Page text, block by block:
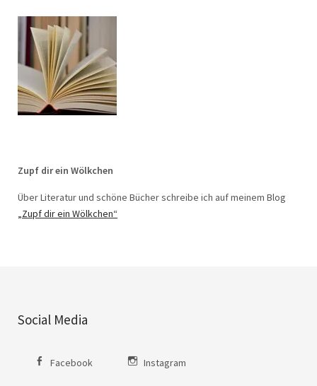
Zupf dir ein Wölkchen
Über Literatur und schöne Bücher schreibe ich auf meinem Blog
„Zupf dir ein Wölkchen“
Social Media
Facebook Instagram